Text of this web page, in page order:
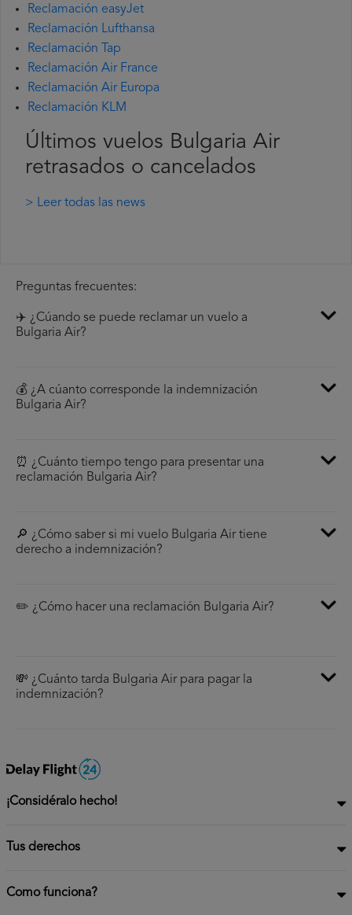
Reclamación easyJet
Reclamación Lufthansa
Reclamación Tap
Reclamación Air France
Reclamación Air Europa
Reclamación KLM
Últimos vuelos Bulgaria Air
retrasados o cancelados
> Leer todas las news
Preguntas frecuentes:
✈️ ¿Cúando se puede reclamar un vuelo a
Bulgaria Air?
💰 ¿A cúanto corresponde la indemnización
Bulgaria Air?
⏰ ¿Cuánto tiempo tengo para presentar una
reclamación Bulgaria Air?
🔎 ¿Cómo saber si mi vuelo Bulgaria Air tiene
derecho a indemnización?
✏️ ¿Cómo hacer una reclamación Bulgaria Air?
💸 ¿Cuánto tarda Bulgaria Air para pagar la
indemnización?
¡Considéralo hecho!
Tus derechos
Como funciona?